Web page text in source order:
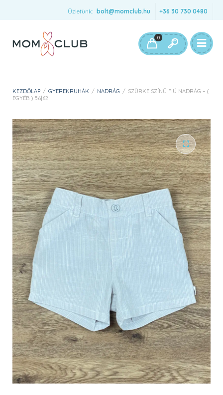
Üzletünk: bolt@momclub.hu +36 30 730 0480
0
KEZDŐLAP / GYEREKRUHÁK / NADRÁG / SZÜRKE SZÍNŰ FIÚ NADRÁG – (
EGYÉB ) 56|62